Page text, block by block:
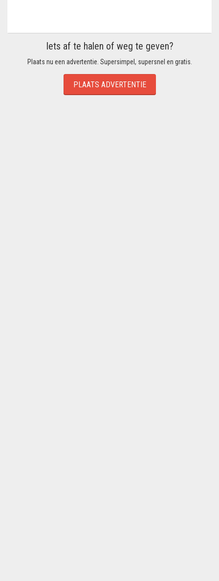
Iets af te halen of weg te geven?
Plaats nu een advertentie. Supersimpel, supersnel en gratis.
PLAATS ADVERTENTIE